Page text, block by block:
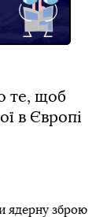
те, щоб
в Європі
ядерну зброю